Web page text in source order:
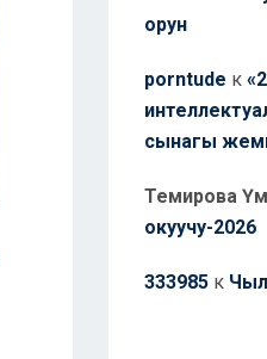
орун
porntude к
сынагы
Темирова
окуучу-2026
333985 к